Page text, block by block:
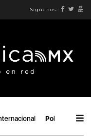
Síguenos:
Política